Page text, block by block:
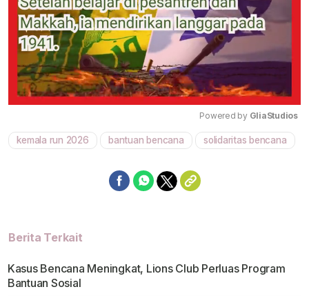
Mute
Powered by GliaStudios
kemala run 2026 bantuan bencana solidaritas bencana
Berita Terkait
Kasus Bencana Meningkat, Lions Club Perluas Program
Bantuan Sosial